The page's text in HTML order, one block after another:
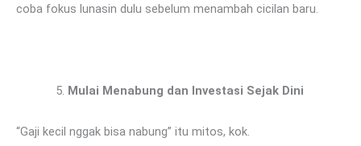
coba fokus lunasin dulu sebelum menambah cicilan baru.
Mulai Menabung dan Investasi Sejak Dini
“Gaji kecil nggak bisa nabung” itu mitos, kok.